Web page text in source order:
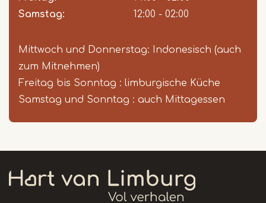
Samstag:
12:00 - 02:00
Mittwoch und Donnerstag: Indonesisch (auch
zum Mitnehmen)
Freitag bis Sonntag : limburgische Küche
Samstag und Sonntag : auch Mittagessen